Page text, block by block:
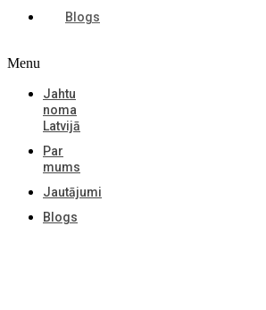
Blogs
Menu
Jahtu
noma
Latvijā
Par
mums
Jautājumi
Blogs